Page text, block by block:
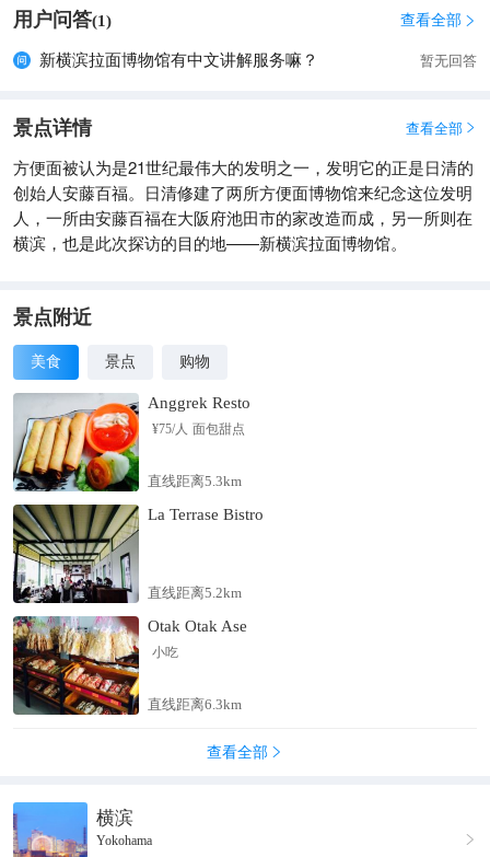
无论是拉面控、亲子旅游，还是想找个雨天备案，这里都不会让
你失望！🍜✨
用户问答(1) 查看全部 
新横滨拉面博物馆有中文讲解服务嘛？ 暂无回答
景点详情 查看全部 
方便面被认为是21世纪最伟大的发明之一，发明它的正是日清的
创始人安藤百福。日清修建了两所方便面博物馆来纪念这位发明
人，一所由安藤百福在大阪府池田市的家改造而成，另一所则在
横滨，也是此次探访的目的地——新横滨拉面博物馆。
景点附近
美食 景点 购物
Anggrek Resto
¥75/人 面包甜点
直线距离5.3km
La Terrase Bistro
直线距离5.2km
Otak Otak Ase
小吃
直线距离6.3km
查看全部 
横滨
Yokohama 